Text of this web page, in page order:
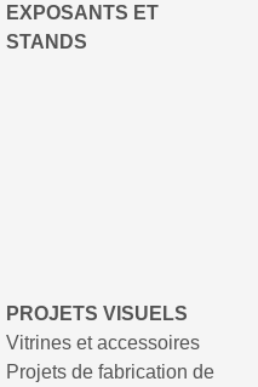
EXPOSANTS ET
STANDS
PROJETS VISUELS
Vitrines et accessoires
Projets de fabrication de